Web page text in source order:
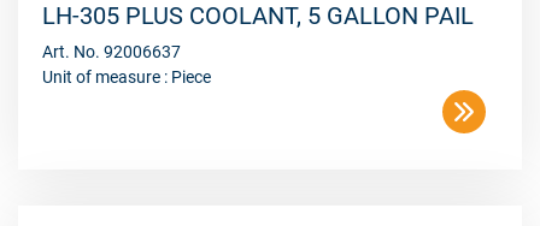
LH-305 PLUS COOLANT, 5 GALLON PAIL
Art. No. 92006637
Unit of measure : Piece